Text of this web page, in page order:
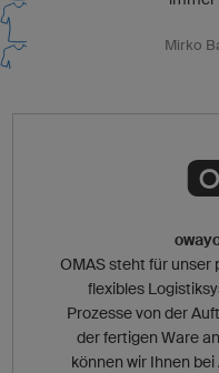
Mirko
OMAS steht für unser
flexibles
Prozesse von der
der fertigen Ware
können wir Ihnen